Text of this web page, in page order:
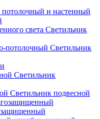
и настенный
Светильник
Светильник
Светильник
Светильник подвесной